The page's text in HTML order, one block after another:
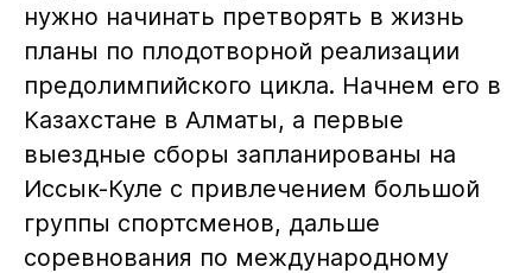
нужно начинать претворять в жизнь
планы по плодотворной реализации
предолимпийского цикла. Начнем его в
Казахстане в Алматы, а первые
выездные сборы запланированы на
Иссык-Куле с привлечением большой
группы спортсменов, дальше
соревнования по международному